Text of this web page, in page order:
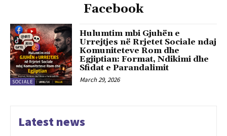
Facebook
SOCIALE
Hulumtim mbi Gjuhën e
Urrejtjes në Rrjetet Sociale ndaj
Komuniteteve Rom dhe
Egjiptian: Format, Ndikimi dhe
Sfidat e Parandalimit
March 29, 2026
Latest news